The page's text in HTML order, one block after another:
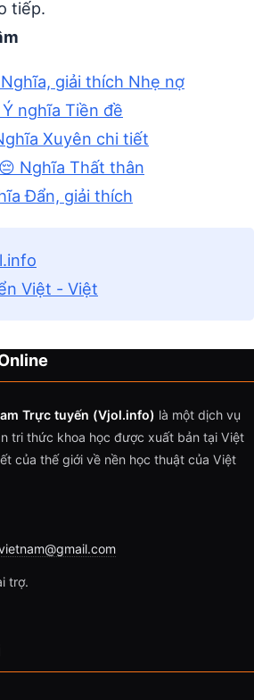
tiếp.
giải thích Nhẹ nợ
nghĩa Tiền đề
Xuyên chi tiết
Nghĩa Thất thân
Đẩn, giải thích
Việt - Việt
Trực tuyến (Vjol.info) là một dịch vụ
tri thức khoa học được xuất bản tại Việt
của thế giới về nền học thuật của Việt
trợ.